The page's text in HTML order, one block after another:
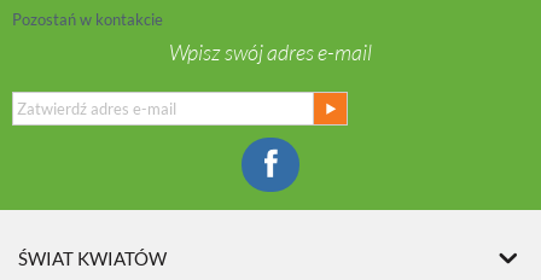
Pozostań w kontakcie
Wpisz swój adres e-mail
ŚWIAT KWIATÓW